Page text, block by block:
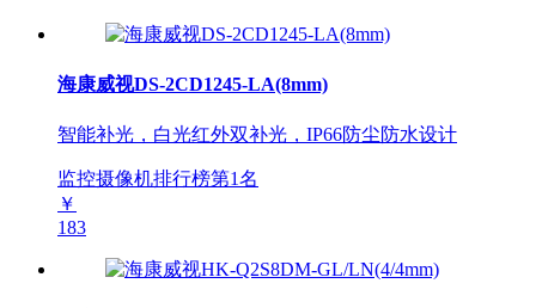
海康威视DS-2CD1245-LA(8mm)
智能补光，白光红外双补光，IP66防尘防水设计
监控摄像机排行榜第1名
￥
183